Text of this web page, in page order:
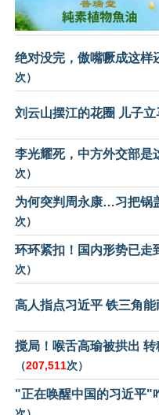
绝对没完，傲嘴噘成这样
次）
刘云山摆江的花圈 儿子立
李光耀死，中方外交部是
次）
为何突判周永康…习把锅
次）
环环紧扣！国内形势已走
次）
高人指点习近平 铁三角能
搅局！喉舌高瑜被拱出
（207,511次）
"正在唤醒中国的习近平"